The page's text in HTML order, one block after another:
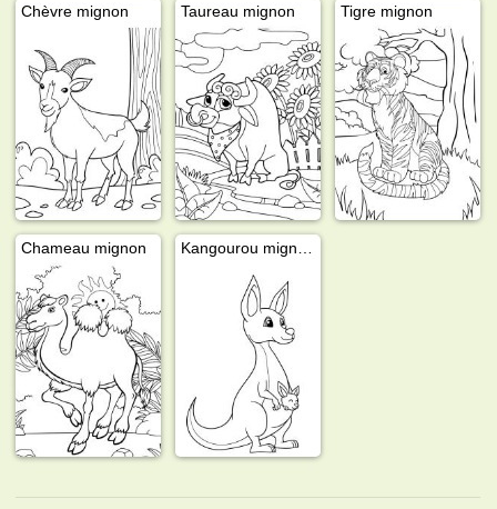
Chèvre mignon Taureau mignon Tigre mignon
Chameau mignon